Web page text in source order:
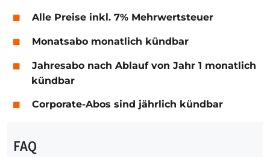
Alle Preise inkl. 7% Mehrwertsteuer
Monatsabo monatlich kündbar
Jahresabo nach Ablauf von Jahr 1 monatlich
kündbar
Corporate-Abos sind jährlich kündbar
FAQ